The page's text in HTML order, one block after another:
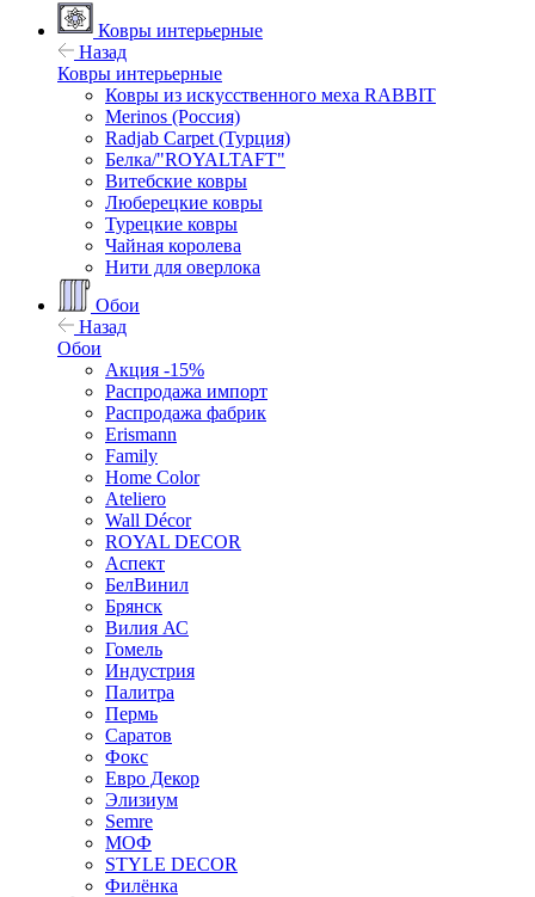
Ковры интерьерные
Назад
Ковры интерьерные
Ковры из искусственного меха RABBIT
Merinos (Россия)
Radjab Carpet (Турция)
Белка/"ROYALTAFT"
Витебские ковры
Люберецкие ковры
Турецкие ковры
Чайная королева
Нити для оверлока
Обои
Назад
Обои
Акция -15%
Распродажа импорт
Распродажа фабрик
Erismann
Family
Home Color
Ateliero
Wall Décor
ROYAL DECOR
Аспект
БелВинил
Брянск
Вилия АС
Гомель
Индустрия
Палитра
Пермь
Саратов
Фокс
Евро Декор
Элизиум
Semre
МОФ
STYLE DECOR
Филёнка